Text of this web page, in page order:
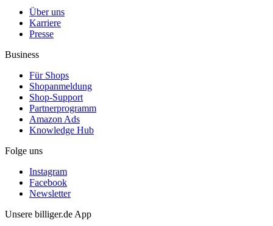
Über uns
Karriere
Presse
Business
Für Shops
Shopanmeldung
Shop-Support
Partnerprogramm
Amazon Ads
Knowledge Hub
Folge uns
Instagram
Facebook
Newsletter
Unsere billiger.de App